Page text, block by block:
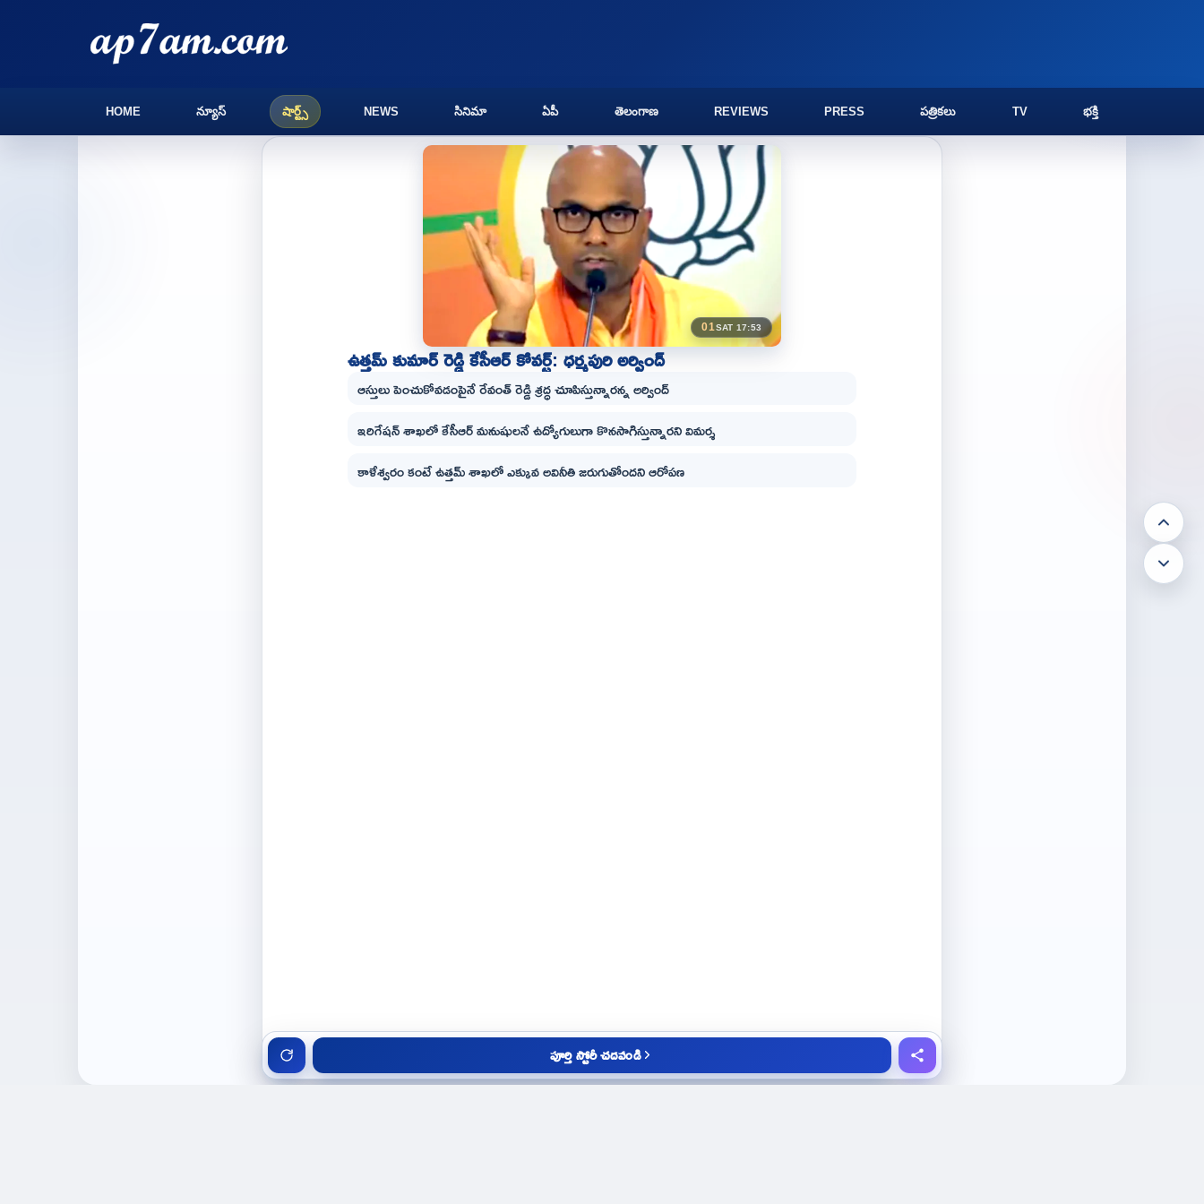
HOME న్యూస్ షార్ట్స్ NEWS సినిమా ఏపీ తెలంగాణ REVIEWS PRESS పత్రికలు TV భక్తి
01SAT 17:53
ఉత్తమ్ కుమార్ రెడ్డి కేసీఆర్ కోవర్ట్: ధర్మపురి అర్వింద్
ఆస్తులు పెంచుకోవడంపైనే రేవంత్ రెడ్డి శ్రద్ధ చూపిస్తున్నారన్న అర్వింద్
ఇరిగేషన్ శాఖలో కేసీఆర్ మనుషులనే ఉద్యోగులుగా కొనసాగిస్తున్నారని విమర్శ
కాళేశ్వరం కంటే ఉత్తమ్ శాఖలో ఎక్కువ అవినీతి జరుగుతోందని ఆరోపణ
పూర్తి స్టోరీ చదవండి